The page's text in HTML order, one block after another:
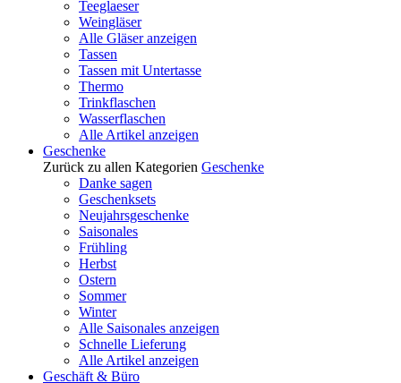
Teeglaeser
Weingläser
Alle Gläser anzeigen
Tassen
Tassen mit Untertasse
Thermo
Trinkflaschen
Wasserflaschen
Alle Artikel anzeigen
Geschenke
Zurück zu allen Kategorien Geschenke
Danke sagen
Geschenksets
Neujahrsgeschenke
Saisonales
Frühling
Herbst
Ostern
Sommer
Winter
Alle Saisonales anzeigen
Schnelle Lieferung
Alle Artikel anzeigen
Geschäft & Büro